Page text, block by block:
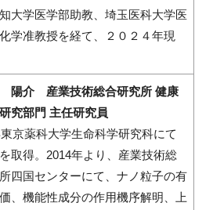
大学医学部助教、埼玉医科大学医
学准教授を経て、２０２４年現
陽介 産業技術総合研究所 健康
究部門 主任研究員
京薬科大学生命科学研究科にて
取得。2014年より、産業技術総
四国センターにて、ナノ粒子の有
、機能性成分の作用機序解明、上